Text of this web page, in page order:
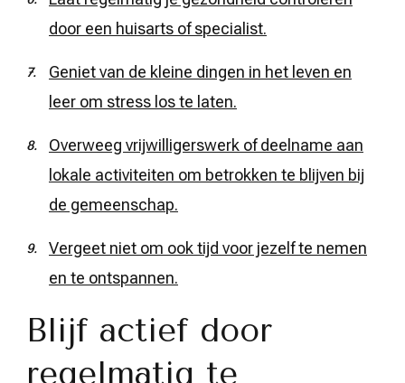
door een huisarts of specialist.
Geniet van de kleine dingen in het leven en
leer om stress los te laten.
Overweeg vrijwilligerswerk of deelname aan
lokale activiteiten om betrokken te blijven bij
de gemeenschap.
Vergeet niet om ook tijd voor jezelf te nemen
en te ontspannen.
Blijf actief door
regelmatig te